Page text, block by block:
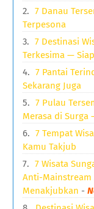
7 Danau
Terpesona
7 Destinasi
Terkesima —
7 Pantai
Sekarang Juga
7 Pulau
Merasa di
7 Tempat
Kamu Takjub
7 Wisata
Anti-Mainstream
Menakjubkan -